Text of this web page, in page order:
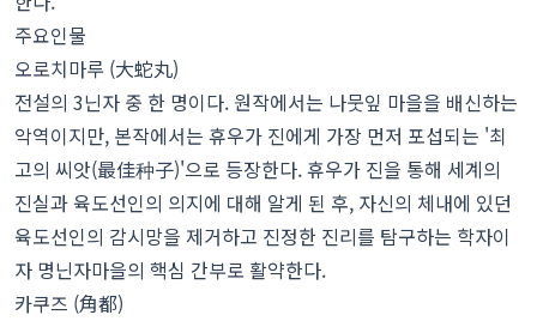
주요인물
오로치마루 (大蛇丸)
전설의 3닌자 중 한 명이다. 원작에서는 나뭇잎 마을을 배신하는
악역이지만, 본작에서는 휴우가 진에게 가장 먼저 포섭되는 '최
고의 씨앗(最佳种子)'으로 등장한다. 휴우가 진을 통해 세계의
진실과 육도선인의 의지에 대해 알게 된 후, 자신의 체내에 있던
육도선인의 감시망을 제거하고 진정한 진리를 탐구하는 학자이
자 명닌자마을의 핵심 간부로 활약한다.
카쿠즈 (角都)